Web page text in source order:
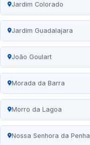
Jardim Colorado
Jardim Guadalajara
João Goulart
Morada da Barra
Morro da Lagoa
Nossa Senhora da Penha